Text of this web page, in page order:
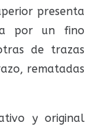
presenta
por un fino
de trazas
rematadas
y original